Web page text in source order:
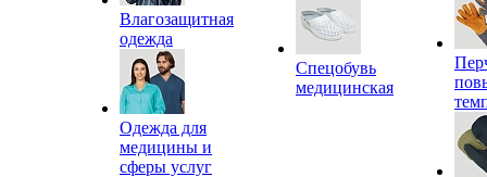
Влагозащитная
одежда
Одежда для
медицины и
сферы услуг
Спецобувь
медицинская